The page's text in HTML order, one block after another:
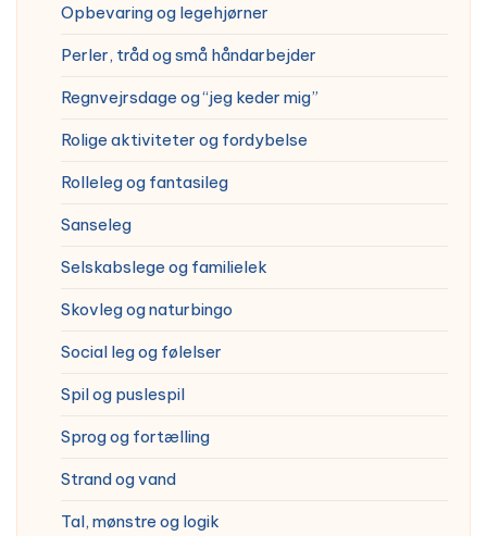
Opbevaring og legehjørner
Perler, tråd og små håndarbejder
Regnvejrsdage og “jeg keder mig”
Rolige aktiviteter og fordybelse
Rolleleg og fantasileg
Sanseleg
Selskabslege og familielek
Skovleg og naturbingo
Social leg og følelser
Spil og puslespil
Sprog og fortælling
Strand og vand
Tal, mønstre og logik